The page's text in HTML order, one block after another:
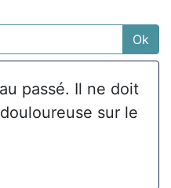
Ok
passé. Il ne doit
sur le